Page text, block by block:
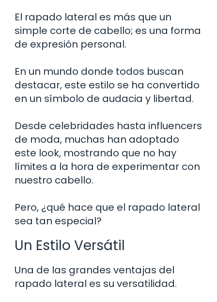
El rapado lateral es más que un
simple corte de cabello; es una forma
de expresión personal.
En un mundo donde todos buscan
destacar, este estilo se ha convertido
en un símbolo de audacia y libertad.
Desde celebridades hasta influencers
de moda, muchas han adoptado
este look, mostrando que no hay
límites a la hora de experimentar con
nuestro cabello.
Pero, ¿qué hace que el rapado lateral
sea tan especial?
Un Estilo Versátil
Una de las grandes ventajas del
rapado lateral es su versatilidad.